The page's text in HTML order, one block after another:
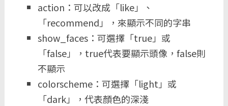
action：可以改成「like」、
「recommend」，來顯示不同的字串
show_faces：可選擇「true」或
「false」，true代表要顯示頭像，false則
不顯示
colorscheme：可選擇「light」或
「dark」，代表顏色的深淺